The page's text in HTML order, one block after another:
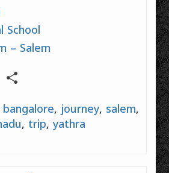
School
– Salem
Email
bangalore, journey, salem,
, trip,yathra